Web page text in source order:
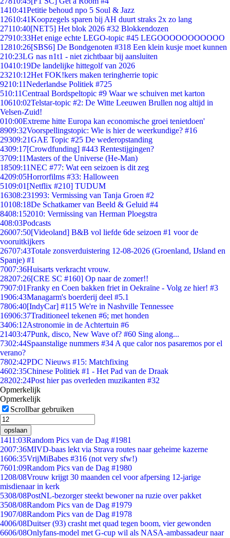
1410:41Petitie behoud npo 5 Soul & Jazz
12610:41Koopzegels sparen bij AH duurt straks 2x zo lang
27110:40[NET5] Het blok 2026 #32 Blokkendozen
27910:33Het enige echte LEGO-topic #45 LEGOOOOOOOOOOO
12810:26[SBS6] De Bondgenoten #318 Een klein kusje moet kunnen
210:23LG nas n1t1 - niet zichtbaar bij aansluiten
10410:19De landelijke hittegolf van 2026
23210:12Het FOK!kers maken teringherrie topic
9210:11Nederlandse Politiek #725
510:11Centraal Bordspeltopic #9 Waar we schuiven met karton
10610:02Telstar-topic #2: De Witte Leeuwen Brullen nog altijd in
Velsen-Zuid!
010:00Extreme hitte Europa kan economische groei tenietdoen'
8909:32Voorspellingstopic: Wie is hier de weerkundige? #16
29309:21GAE Topic #25 De wederopstanding
4309:17[Crowdfunding] #443 Rentestijgingen?
3709:11Masters of the Universe (He-Man)
18509:11NEC #77: Wat een seizoen is dit zeg
4209:05Horrorfilms #33: Halloween
5109:01 [Netflix #210] TUDUM
16308:231993: Vermissing van Tanja Groen #2
10108:18De Schatkamer van Beeld & Geluid #4
8408:152010: Vermissing van Herman Ploegstra
408:03Podcasts
26007:50[Videoland] B&B vol liefde 6de seizoen #1 voor de
vooruitkijkers
26707:43Totale zonsverduistering 12-08-2026 (Groenland, IJsland en
Spanje) #1
7007:36Huisarts verkracht vrouw.
28207:26[CRE SC #160] Op naar de zomer!!
7907:01Franky en Coen bakken friet in Oekraïne - Volg ze hier! #3
1906:43Managarm's boerderij deel #5.1
7806:40[IndyCar] #115 We're in Nashville Tennessee
16906:37Traditioneel tekenen #6; met honden
3406:12Astronomie in de Achtertuin #6
21403:47Punk, disco, New Wave of? #60 Sing along...
7302:44Spaanstalige nummers #34 A que calor nos pasaremos por el
verano?
7802:42PDC Nieuws #15: Matchfixing
4602:35Chinese Politiek #1 - Het Pad van de Draak
28202:24Post hier pas overleden muzikanten #32
Opmerkelijk
Opmerkelijk
Scrollbar gebruiken
opslaan
1411:03Random Pics van de Dag #1981
2007:36MIVD-baas lekt via Strava routes naar geheime kazerne
1606:35VrijMiBabes #316 (not very sfw!)
7601:09Random Pics van de Dag #1980
1208/08Vrouw krijgt 30 maanden cel voor afpersing 12-jarige
misdienaar in kerk
5308/08PostNL-bezorger steekt bewoner na ruzie over pakket
3508/08Random Pics van de Dag #1979
1907/08Random Pics van de Dag #1978
4006/08Duitser (93) crasht met quad tegen boom, vier gewonden
6606/08Onlyfans-model met G-cup wil als NASA-ambassadeur naar